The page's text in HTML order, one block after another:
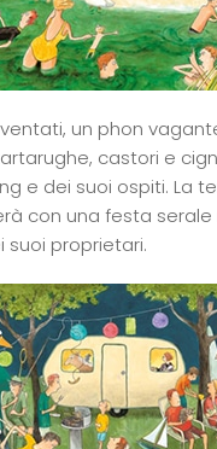
un phon
castori e
e dei suoi ospiti. La
con una festa serale
proprietari.